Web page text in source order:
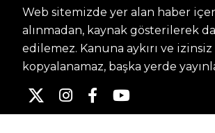
Web sitemizde yer alan haber
alınmadan, kaynak gösterilerek
edilemez. Kanuna aykırı ve
kopyalanamaz, başka yerde